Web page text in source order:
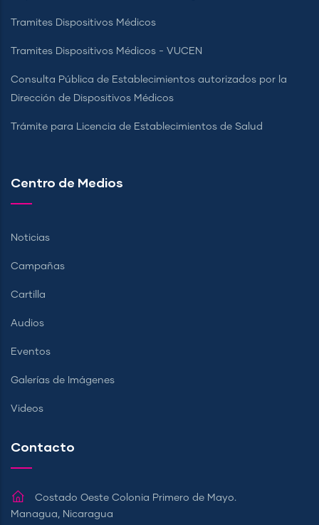
Tramites Dispositivos Médicos
Tramites Dispositivos Médicos - VUCEN
Consulta Pública de Establecimientos autorizados por la
Dirección de Dispositivos Médicos
Trámite para Licencia de Establecimientos de Salud
Centro de Medios
Noticias
Campañas
Cartilla
Audios
Eventos
Galerías de Imágenes
Videos
Contacto
Costado Oeste Colonia Primero de Mayo.
Managua, Nicaragua